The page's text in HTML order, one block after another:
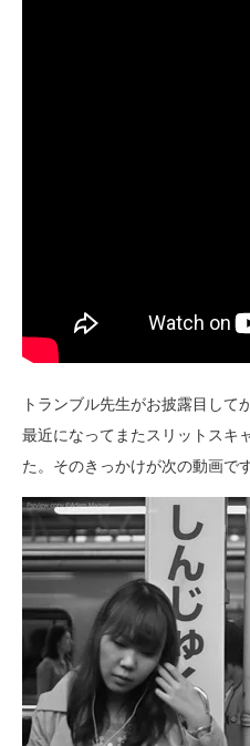
トランブル先生がお披露目して
最近になってまたスリットスキ
た。そのきっかけが次の動画です